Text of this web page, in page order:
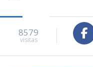
8579
visitas